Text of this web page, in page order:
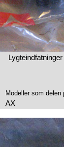
Modeller som delen
AX